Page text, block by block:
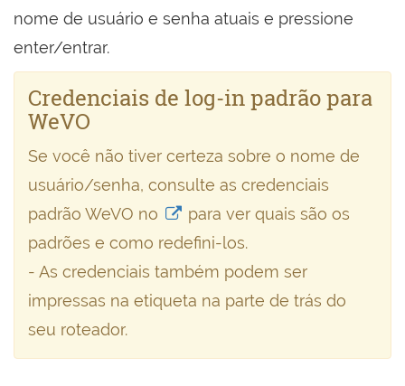
nome de usuário e senha atuais e pressione
enter/entrar.
Credenciais de log-in padrão para
WeVO
Se você não tiver certeza sobre o nome de
usuário/senha, consulte as credenciais
padrão WeVO no
para ver quais são os
padrões e como redefini-los.
- As credenciais também podem ser
impressas na etiqueta na parte de trás do
seu roteador.